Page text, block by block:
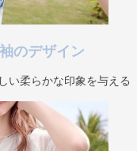
のデザイン
い柔らかな印象を与える